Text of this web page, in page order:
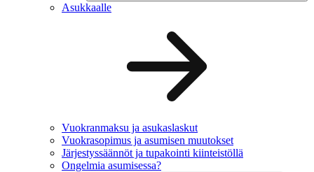
Asukkaalle
Vuokranmaksu ja asukaslaskut
Vuokrasopimus ja asumisen muutokset
Järjestyssäännöt ja tupakointi kiinteistöllä
Ongelmia asumisessa?